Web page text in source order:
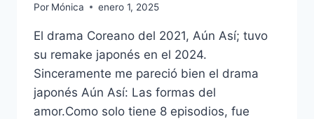
Por Mónica enero 1, 2025
El drama Coreano del 2021, Aún Así; tuvo
su remake japonés en el 2024.
Sinceramente me pareció bien el drama
japonés Aún Así: Las formas del
amor.Como solo tiene 8 episodios, fue